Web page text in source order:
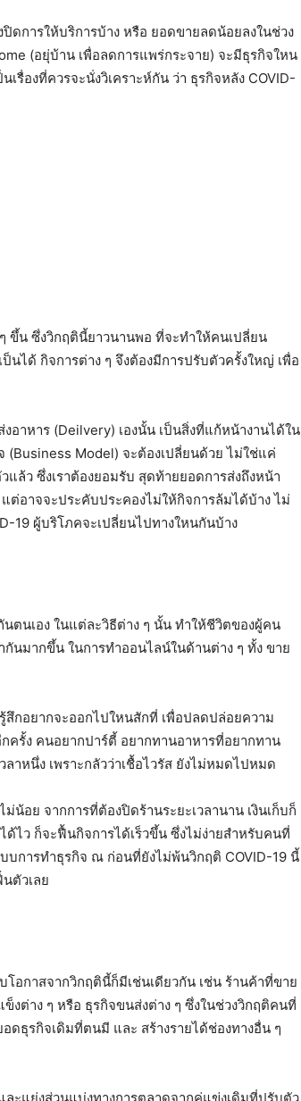
ดการให้บริการบ้าง หรือ ยอดขายลดน้อยลงในช่วง
(อยุ่บ้าน เพื่อลดการแพร่กระจาย) จะมีธุรกิจใหน
รื่องที่ควรจะนั่งวิเคราะห์กัน ว่า ธุรกิจหลัง COVID-
ขึ้น ซึ่งวิกฤตินี้ยาวนานพอ ที่จะทำให้คนเปลี่ยน
นได้ กิจการต่าง ๆ จึงต้องมีการปรับตัวครั้งใหญ่ เพื่อ
อาหาร (Deilvery) เองนั้น เป็นสิ่งที่แก้หน้างานได้ใน
Model) จะต้องเปลี่ยนด้วย ไม่ใช่แค่
แล้ว ซึ่งเราต้องยอมรับ สุดท้ายยอดการส่งถึงหน้า
ต่อาจจะประคับประคองไม่ให้กิจการล้มได้บ้าง ไม่
19 ผู้บริโภคจะเปลี่ยนไปทางใหนกันบ้าง
ตนเอง ในแต่ละวิธีต่าง ๆ นั้น ทำให้ชีวิตของผู้คน
นมากขึ้น ในการทำออนไลน์ในด้านต่าง ๆ ทั้ง ขาย
กอยากจะออกไปใหนสักที่ เพื่อปลดปล่อยความ
ครั้ง คนอยากปาร์ตี้ อยากทานอาหารที่อยากทาน
าหนึ่ง เพราะกลัวว่าเชื้อไวรัส ยังไม่หมดไปหมด
อย จากการที่ต้องปิดร้านระยะเวลานาน เงินเก็บก็
ไว ก็จะฟื้นกิจการได้เร็วขึ้น ซึ่งไม่ง่ายสำหรับคนที่
บการทำธุรกิจ ณ ก่อนที่ยังไม่พ้นวิกฤติ COVID-19 นี้
ตัวเลย
อกาสจากวิกฤตินี้ก็มีเช่นเดียวกัน เช่น ร้านค้าที่ขาย
งต่าง ๆ หรือ ธุรกิจขนส่งต่าง ๆ ซึ่งในช่วงวิกฤติคนที่
ธุรกิจเดิมที่ตนมี และ สร้างรายได้ช่องทางอื่น ๆ
ะแย่งส่วนแบ่งทางการตลาดจากคู่แข่งเดิมที่ปรับตัว